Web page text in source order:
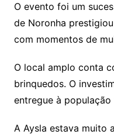
O evento foi um
de Noronha
com momentos de
O local amplo conta
brinquedos. O
entregue à população
A Aysla estava muito